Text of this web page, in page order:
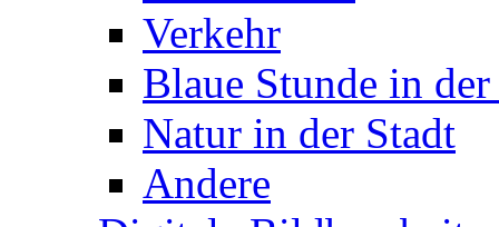
Verkehr
Blaue Stunde in
Natur in der Stadt
Andere